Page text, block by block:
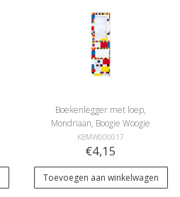
Boekenlegger met loep,
Mondriaan, Boogie Woogie
KBMW000017
€4,15
Toevoegen aan winkelwagen